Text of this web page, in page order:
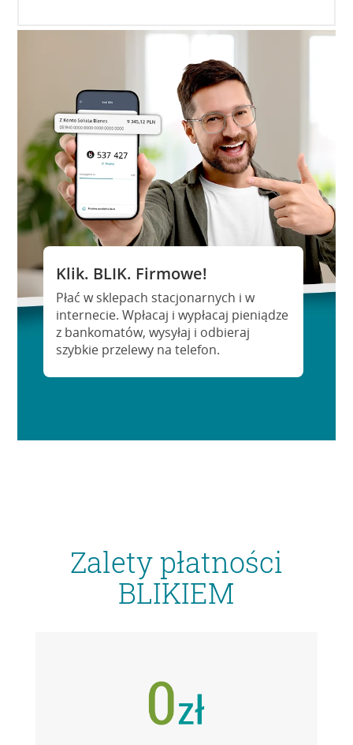
Klik. BLIK. Firmowe!
Płać w sklepach stacjonarnych i w
internecie. Wpłacaj i wypłacaj pieniądze
z bankomatów, wysyłaj i odbieraj
szybkie przelewy na telefon.
Zalety płatności
BLIKIEM